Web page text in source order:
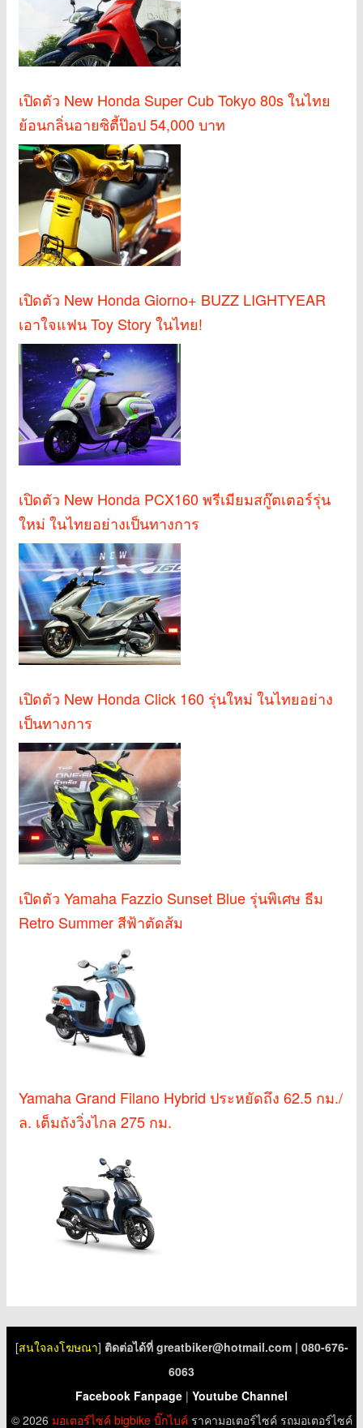
เปิดตัว New Honda Super Cub Tokyo 80s ในไทย
ย้อนกลิ่นอายซิตี้ป๊อป 54,000 บาท
เปิดตัว New Honda Giorno+ BUZZ LIGHTYEAR
เอาใจแฟน Toy Story ในไทย!
เปิดตัว New Honda PCX160 พรีเมียมสกู๊ตเตอร์รุ่น
ใหม่ ในไทยอย่างเป็นทางการ
เปิดตัว New Honda Click 160 รุ่นใหม่ ในไทยอย่าง
เป็นทางการ
เปิดตัว Yamaha Fazzio Sunset Blue รุ่นพิเศษ ธีม
Retro Summer สีฟ้าตัดส้ม
Yamaha Grand Filano Hybrid ประหยัดถึง 62.5 กม./
ล. เต็มถังวิ่งไกล 275 กม.
[สนใจลงโฆษณา] ติดต่อได้ที่ greatbiker@hotmail.com| 080-676-
6063
Facebook Fanpage | Youtube Channel
© 2026 มอเตอร์ไซค์ bigbike บิ๊กไบค์ราคามอเตอร์ไซค์ รถมอเตอร์ไซค์